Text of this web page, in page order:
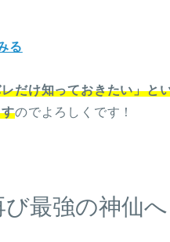
る
だけ知っておきたい」と
のでよろしくです！
び最強の神仙